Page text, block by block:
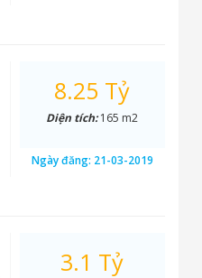
8.25 Tỷ
Diện tích:165 m2
Ngày đăng: 21-03-2019
3.1 Tỷ